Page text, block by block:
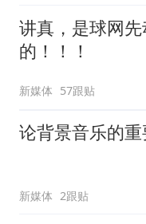
讲真，是球网
的！！！
新媒体 57跟贴
论背景音乐的重
新媒体 2跟贴